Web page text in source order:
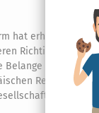
hat erhebliche
Richtigkeit
mit
und